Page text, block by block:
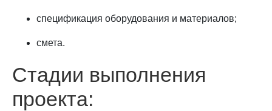
спецификация оборудования и материалов;
смета.
Стадии выполнения
проекта: